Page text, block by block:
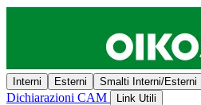
Interni Esterni Smalti Interni/Esterni
Dichiarazioni CAM Link Utili